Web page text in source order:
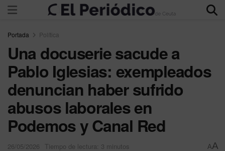
Portada Política
Una docuserie sacude a
Pablo Iglesias: exempleados
denuncian haber sufrido
abusos laborales en
Podemos y Canal Red
26/05/2026 Tiempo de lectura: 3 minutos AA